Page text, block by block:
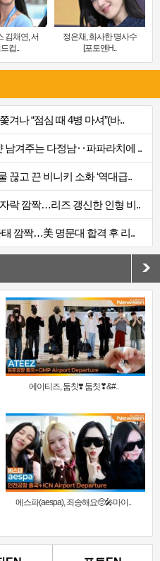
김채연, 서
컵..
정은채, 화사한 명사수
[포토엔H..
겨나 “점심 때 4병 마셔”(바..
남겨주는 다정남‥파파라치에 ..
끊고 끈 비니키 소화 ‘역대급..
락 깜짝…리즈 갱신한 인형 비..
깜짝…美 명문대 합격 후 리..
에이티즈, 둠칫❣️ 둠칫❣&#..
에스파(aespa), 죄송해요🥺🎤마이..